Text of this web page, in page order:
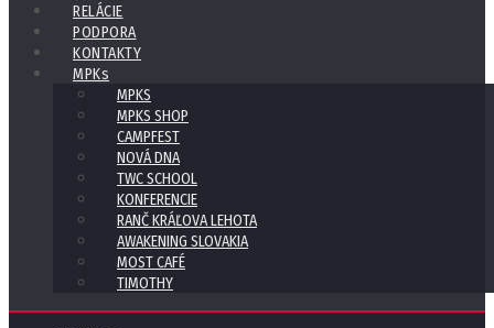
RELÁCIE
PODPORA
KONTAKTY
MPKs
MPKS
MPKS SHOP
CAMPFEST
NOVÁ DNA
TWC SCHOOL
KONFERENCIE
RANČ KRÁĽOVA LEHOTA
AWAKENING SLOVAKIA
MOST CAFÉ
TIMOTHY